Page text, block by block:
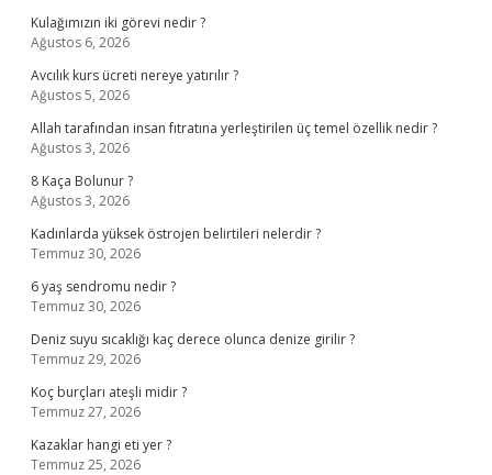
Kulağımızın iki görevi nedir ?
Ağustos 6, 2026
Avcılık kurs ücreti nereye yatırılır ?
Ağustos 5, 2026
Allah tarafından insan fıtratına yerleştirilen üç temel özellik nedir ?
Ağustos 3, 2026
8 Kaça Bolunur ?
Ağustos 3, 2026
Kadınlarda yüksek östrojen belirtileri nelerdir ?
Temmuz 30, 2026
6 yaş sendromu nedir ?
Temmuz 30, 2026
Deniz suyu sıcaklığı kaç derece olunca denize girilir ?
Temmuz 29, 2026
Koç burçları ateşli midir ?
Temmuz 27, 2026
Kazaklar hangi eti yer ?
Temmuz 25, 2026